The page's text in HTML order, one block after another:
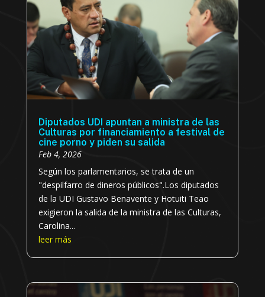
Diputados UDI apuntan a ministra de las
Culturas por financiamiento a festival de
cine porno y piden su salida
Feb 4, 2026
Según los parlamentarios, se trata de un
"despilfarro de dineros públicos".Los diputados
de la UDI Gustavo Benavente y Hotuiti Teao
exigieron la salida de la ministra de las Culturas,
Carolina...
leer más